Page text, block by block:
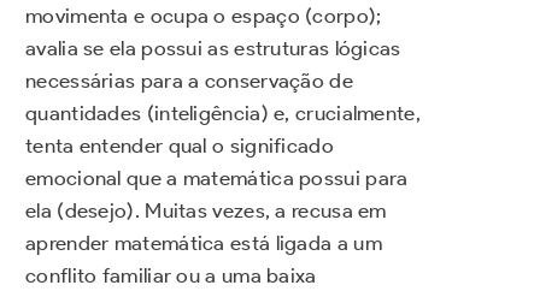
movimenta e ocupa o espaço (corpo);
avalia se ela possui as estruturas lógicas
necessárias para a conservação de
quantidades (inteligência) e, crucialmente,
tenta entender qual o significado
emocional que a matemática possui para
ela (desejo). Muitas vezes, a recusa em
aprender matemática está ligada a um
conflito familiar ou a uma baixa